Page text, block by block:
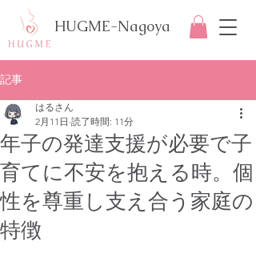
HUGME-Nagoya
記事
年子の発達支援が必要で子
育てに不安を抱える時。個
性を尊重し支え合う家庭の
特徴
はるさん
2月11日 読了時間: 11分